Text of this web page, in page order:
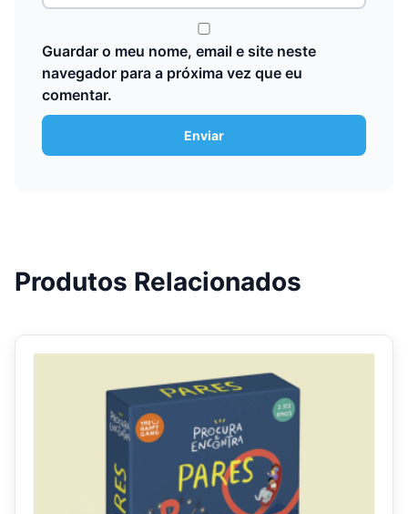
Guardar o meu nome, email e site neste
navegador para a próxima vez que eu
comentar.
Produtos Relacionados